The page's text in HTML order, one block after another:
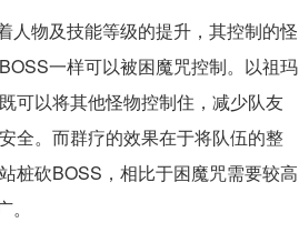
人物及技能等级的提升，其控制的怪
一样可以被困魔咒控制。以祖玛
可以将其他怪物控制住，减少队友
全。而群疗的效果在于将队伍的整
桩砍BOSS，相比于困魔咒需要较高